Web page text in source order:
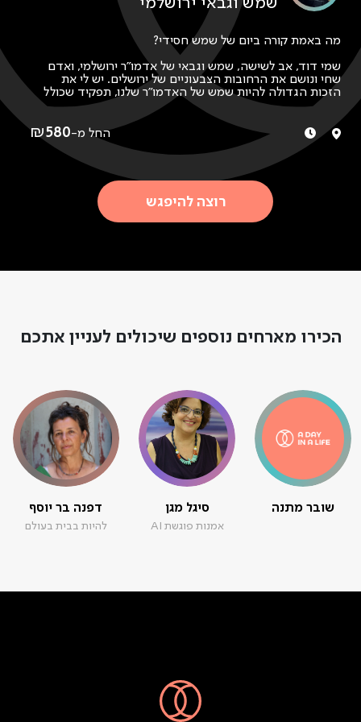
חקלאות
מה באמת קורה ביום של שמש חסידי?
שמי דוד, אב לשישה, שמש וגבאי של אדמו"ר ירושלמי, ואדם
שחי ונושם את הרחובות הצבעוניים של ירושלים. יש לי את
הזכות הגדולה להיות שמש של האדמו"ר שלנו, תפקיד שכולל
בתוכו כמה תחומים יחד והופך את החיים למאתגרים, מעניינים
ומלאי משמעות.
אני מזמין אתכם להצטרף אליי ליום שבו נפתחת דלת לעולם
פנימי, חי ופועם. נפגוש מקרוב במהלך היומיום שלי את המקצב
של חיי החסידות דרך השגרה ברגעים הקטנים שמרכיבים
נבקר במקומות שמוכרים רק למקומיים, נפגוש אנשים
מהחסידות, ונגלה איך מרגישים החיים בין רגעי קדושה, חיי
הרבה זוכים לה, חוויה שגורמת לך להרגיש לרגע חלק ממשהו
החל מ-580
₪
רוצה להיפגש
הכירו מארחים נוספים שיכולים לעניין אתכם
שובר מתנה סיגל מגן
אמנות פוגשת AI
דפנה בר יוסף
להיות בבית בעולם